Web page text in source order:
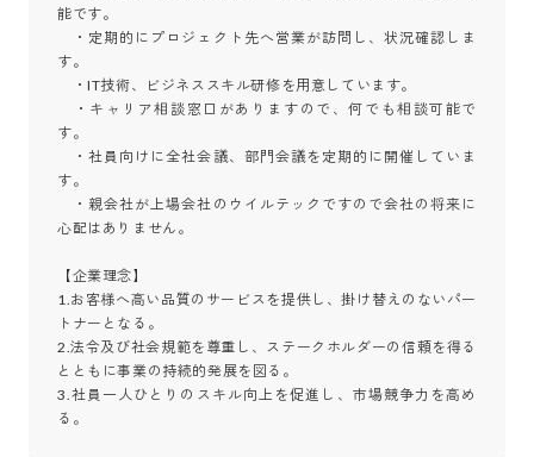
能です。
・定期的にプロジェクト先へ営業が訪問し、状況確認しま
す。
・IT技術、ビジネススキル研修を用意しています。
・キャリア相談窓口がありますので、何でも相談可能で
す。
・社員向けに全社会議、部門会議を定期的に開催していま
す。
・親会社が上場会社のウイルテックですので会社の将来に
心配はありません。
【企業理念】
1.お客様へ高い品質のサービスを提供し、掛け替えのないパー
トナーとなる。
2.法令及び社会規範を尊重し、ステークホルダーの信頼を得る
とともに事業の持続的発展を図る。
3.社員一人ひとりのスキル向上を促進し、市場競争力を高め
る。